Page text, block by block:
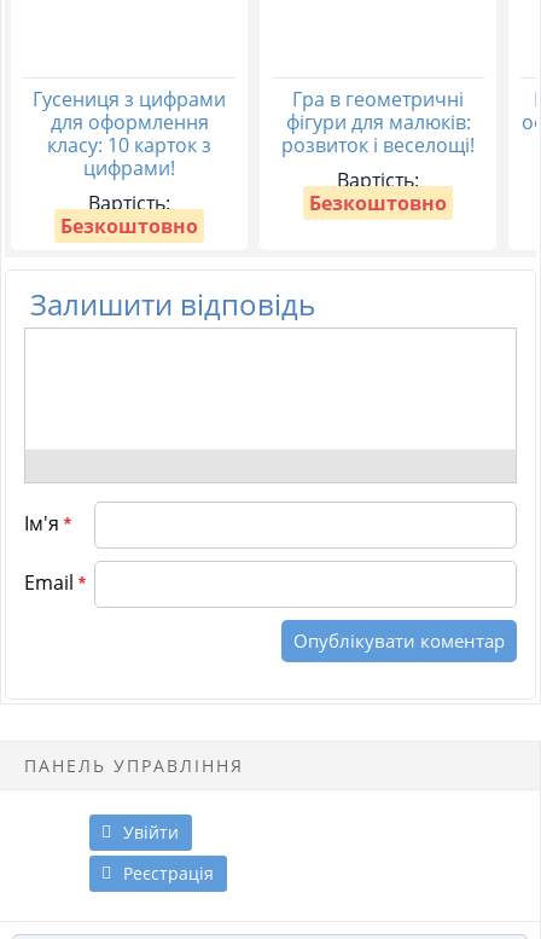
Гусениця з цифрами
для оформлення
класу: 10 карток з
цифрами!
Вартість:
Безкоштовно
Гра в геометричні
фігури для малюків:
розвиток і веселощі!
Вартість:
Безкоштовно
Залишити відповідь
Ім'я *
Email *
ПАНЕЛЬ УПРАВЛІННЯ
Увійти
Реєстрація